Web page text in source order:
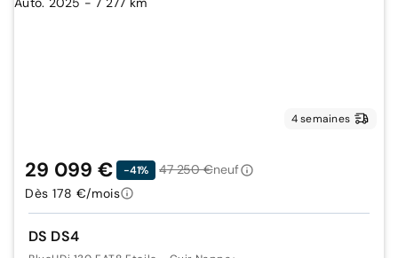
4 semaines
DS DS4
29 099 € -41% 47 250 €neuf
Dès 178 €/mois